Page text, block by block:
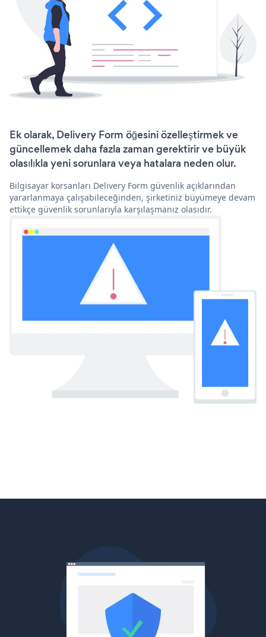
Ek olarak, Delivery Form öğesini özelleştirmek ve
güncellemek daha fazla zaman gerektirir ve büyük
olasılıkla yeni sorunlara veya hatalara neden olur.
Bilgisayar korsanları Delivery Form güvenlik açıklarından
yararlanmaya çalışabileceğinden, şirketiniz büyümeye devam
ettikçe güvenlik sorunlarıyla karşılaşmanız olasıdır.